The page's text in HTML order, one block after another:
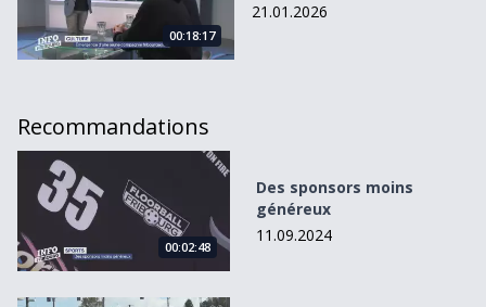
00:18:17
21.01.2026
Recommandations
Des sponsors moins généreux
00:02:48
Des sponsors moins
généreux
11.09.2024